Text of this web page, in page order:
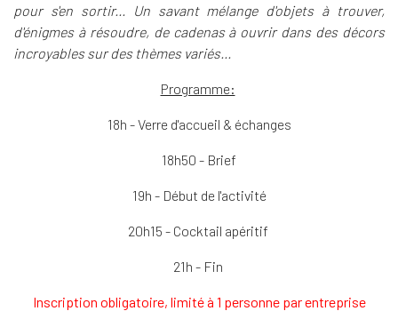
pour s'en sortir... Un savant mélange d'objets à trouver,
d'énigmes à résoudre, de cadenas à ouvrir dans des décors
incroyables sur des thèmes variés...
Programme:
18h - Verre d'accueil & échanges
18h50 - Brief
19h - Début de l'activité
20h15 - Cocktail apéritif
21h - Fin
Inscription obligatoire, limité à 1 personne par entreprise